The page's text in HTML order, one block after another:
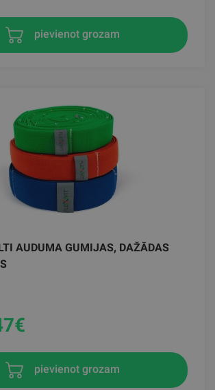
pievienot grozam
AUDUMA GUMIJAS, DAŽĀDAS
€
pievienot grozam